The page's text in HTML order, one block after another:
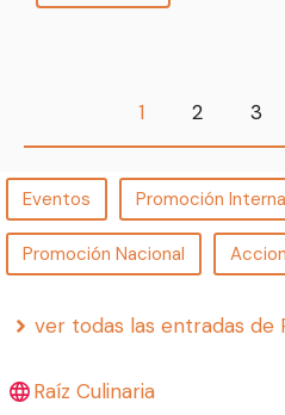
1 2 3
Eventos Promoción
Promoción Nacional
ver todas las entradas de
Raíz Culinaria